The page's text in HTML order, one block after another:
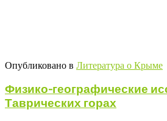
Опубликовано в Литература о Крыме
Физико-географические
Таврических горах